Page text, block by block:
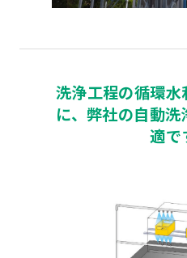
洗浄工程の循環
に、弊社の自動
適で